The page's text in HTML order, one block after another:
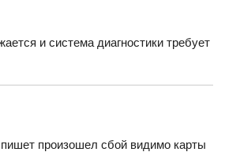
и система диагностики требует
произошел сбой видимо карты